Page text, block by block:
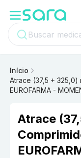
Início
Atrace (37,5 + 325,0)
EUROFARMA -
Atrace